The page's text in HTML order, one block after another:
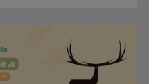
vine cu informații